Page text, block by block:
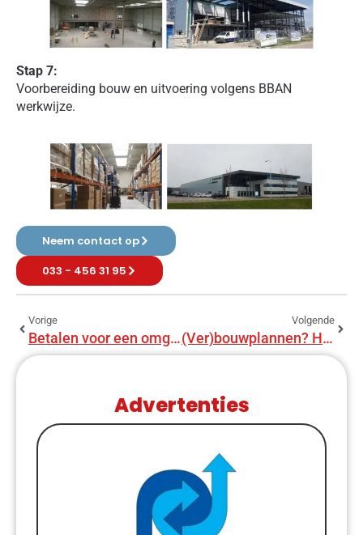
Stap 7:
Voorbereiding bouw en uitvoering volgens BBAN
werkwijze.
Neem contact op
033 - 456 31 95
Vorige
Betalen voor een omgevingsvergunning?
Volgende
(Ver)bouwplannen? Haal ze uit de la, juist nu!
Advertenties